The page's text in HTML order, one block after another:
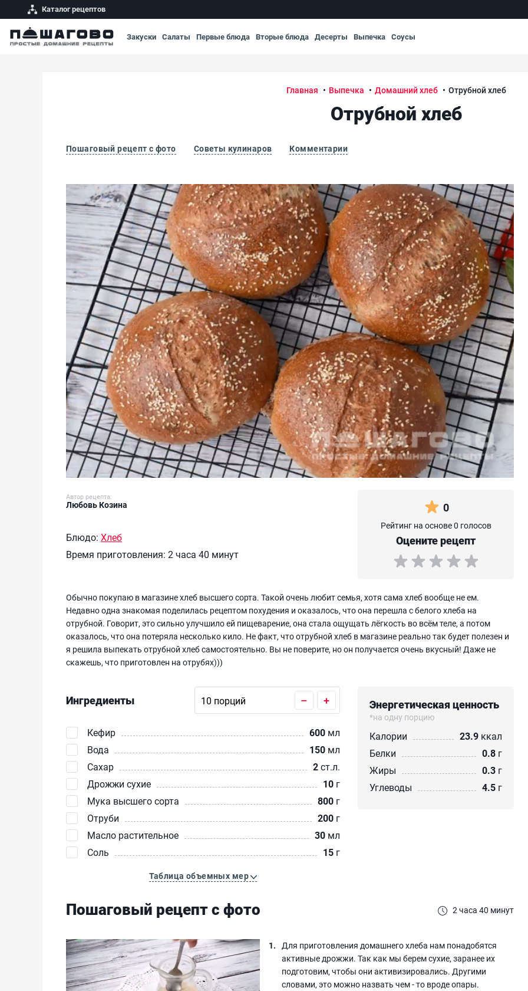
Каталог рецептов
Закуски Салаты Первые блюда Вторые блюда Десерты Выпечка Соусы
Главная Выпечка Домашний хлеб Отрубной хлеб
Отрубной хлеб
Пошаговый рецепт с фото Советы кулинаров Комментарии
Отрубной хлеб
Автор рецепта:
Любовь Козина
Блюдо: Хлеб
Время приготовления: 2 часа 40 минут
0
Рейтинг на основе 0 голосов
Оцените рецепт
Обычно покупаю в магазине хлеб высшего сорта. Такой очень любит семья, хотя сама хлеб вообще не ем.
Недавно одна знакомая поделилась рецептом похудения и оказалось, что она перешла с белого хлеба на
отрубной. Говорит, это сильно улучшило ей пищеварение, она стала ощущать лёгкость во всём теле, а потом
оказалось, что она потеряла несколько кило. Не факт, что отрубной хлеб в магазине реально так будет полезен и
я решила выпекать отрубной хлеб самостоятельно. Вы не поверите, но он получается очень вкусный! Даже не
скажешь, что приготовлен на отрубях)))
Ингредиенты – +
Кефир 600 мл
Вода
150 мл
Сахар
2ст.л.
Дрожжи сухие
10 г
Мука высшего сорта
800 г
Отруби
200 г
Масло растительное
30 мл
Соль
15 г
Таблица объемных мер
Энергетическая ценность
*на одну порцию
Калории 23.9 ккал
Белки
0.8 г
Жиры
0.3 г
Углеводы
4.5 г
Пошаговый рецепт с фото 2 часа 40 минут
Для приготовления домашнего хлеба нам понадобятся
активные дрожжи. Так как мы берем сухие, заранее их
подготовим, чтобы они активизировались. Другими
словами, это можно назвать чем - то вроде опары.